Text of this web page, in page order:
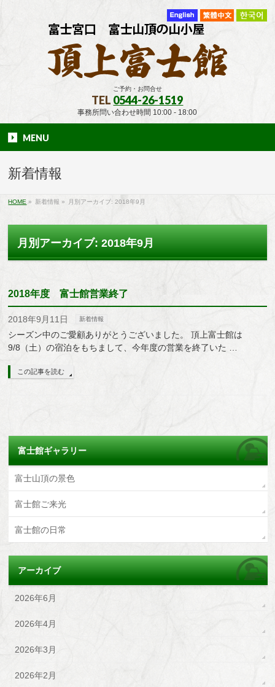
ご予約・お問合せ
TEL 0544-26-1519
事務所問い合わせ時間 10:00 - 18:00
MENU
新着情報
HOME » 新着情報 » 月別アーカイブ: 2018年9月
月別アーカイブ: 2018年9月
2018年度 富士館営業終了
2018年9月11日 新着情報
シーズン中のご愛顧ありがとうございました。 頂上富士館は
9/8（土）の宿泊をもちまして、今年度の営業を終了いた …
この記事を読む
富士館ギャラリー
富士山頂の景色
富士館ご来光
富士館の日常
アーカイブ
2026年6月
2026年4月
2026年3月
2026年2月